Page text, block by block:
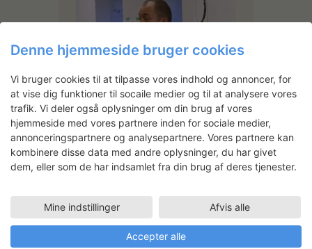
Morten Løbner Espersen
Arts Appliqués, Duperré, Paris,
Frankrig 1990 og fra Danmarks
Designskole, 1992. Fra 2014-17 er
han medlem af Statens
Denne hjemmeside bruger cookies
Vi bruger cookies til at tilpasse vores indhold og annoncer, for
at vise dig funktioner til socaile medier og til at analysere vores
trafik. Vi deler også oplysninger om din brug af vores
hjemmeside med vores partnere inden for sociale medier,
annonceringspartnere og analysepartnere. Vores partnere kan
kombinere disse data med andre oplysninger, du har givet
dem, eller som de har indsamlet fra din brug af deres tjenester.
Mine indstillinger Afvis alle
Accepter alle